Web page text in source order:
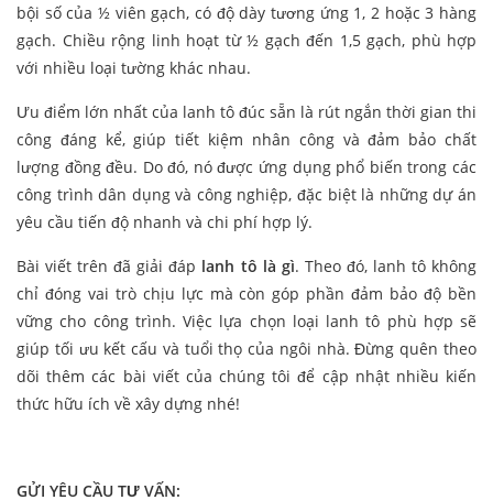
bội số của ½ viên gạch, có độ dày tương ứng 1, 2 hoặc 3 hàng
gạch. Chiều rộng linh hoạt từ ½ gạch đến 1,5 gạch, phù hợp
với nhiều loại tường khác nhau.
Ưu điểm lớn nhất của lanh tô đúc sẵn là rút ngắn thời gian thi
công đáng kể, giúp tiết kiệm nhân công và đảm bảo chất
lượng đồng đều. Do đó, nó được ứng dụng phổ biến trong các
công trình dân dụng và công nghiệp, đặc biệt là những dự án
yêu cầu tiến độ nhanh và chi phí hợp lý.
Bài viết trên đã giải đáp lanh tô là gì. Theo đó, lanh tô không
chỉ đóng vai trò chịu lực mà còn góp phần đảm bảo độ bền
vững cho công trình. Việc lựa chọn loại lanh tô phù hợp sẽ
giúp tối ưu kết cấu và tuổi thọ của ngôi nhà. Đừng quên theo
dõi thêm các bài viết của chúng tôi để cập nhật nhiều kiến
thức hữu ích về xây dựng nhé!
GỬI YÊU CẦU TƯ VẤN: